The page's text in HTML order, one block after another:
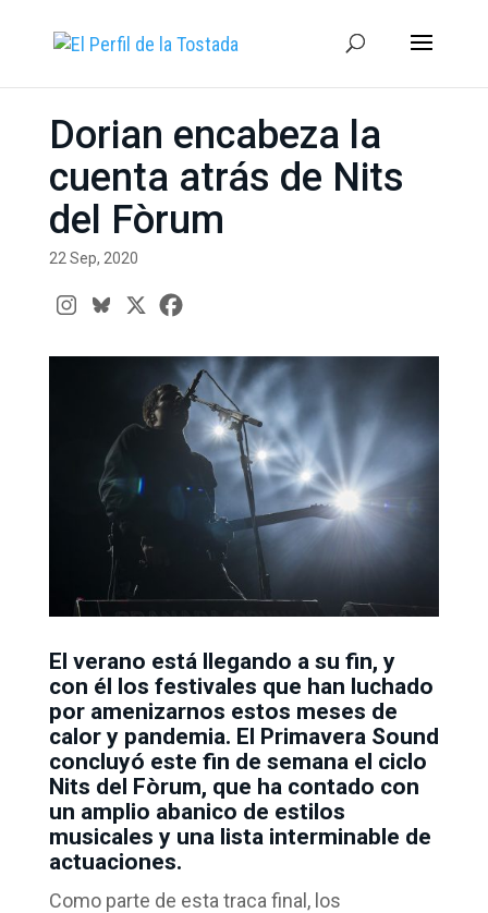
Dorian encabeza la
cuenta atrás de Nits
del Fòrum
22 Sep, 2020
El verano está llegando a su fin, y
con él los festivales que han luchado
por amenizarnos estos meses de
calor y pandemia. El Primavera Sound
concluyó este fin de semana el ciclo
Nits del Fòrum, que ha contado con
un amplio abanico de estilos
musicales y una lista interminable de
actuaciones.
Como parte de esta traca final, los